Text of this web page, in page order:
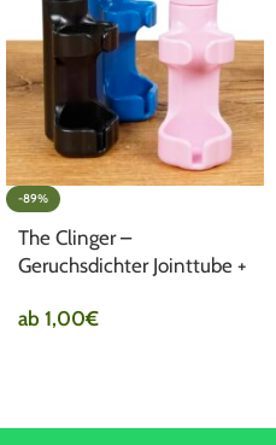
-89%
The Clinger –
Geruchsdichter Jointtube +
ab 1,00€